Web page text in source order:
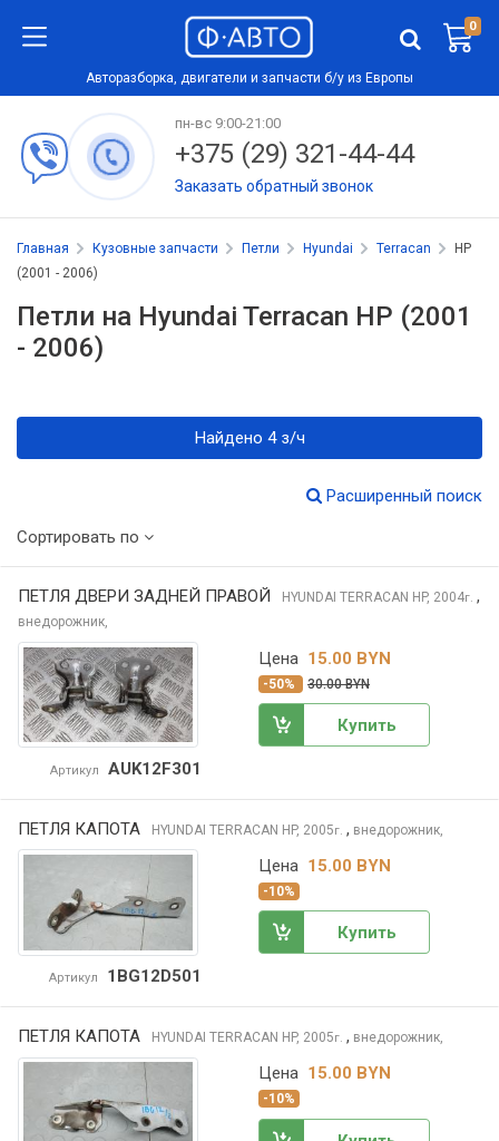
0
Авторазборка, двигатели и запчасти б/у из Европы
пн-вс 9:00-21:00
+375 (29) 321-44-44
Заказать обратный звонок
Главная Кузовные запчасти Петли Hyundai Terracan
HP
(2001 - 2006)
Петли на Hyundai Terracan HP (2001
- 2006)
Найдено 4 з/ч
Расширенный поиск
Сортировать по
ПЕТЛЯ ДВЕРИ ЗАДНЕЙ ПРАВОЙ HYUNDAI TERRACAN HP, 2004г. ,
внедорожник,
Артикул AUK12F301
Цена 15.00 BYN
-50% 30.00 BYN
Купить
ПЕТЛЯ КАПОТА HYUNDAI TERRACAN HP, 2005г. , внедорожник,
Артикул 1BG12D501
Цена 15.00 BYN
-10%
Купить
ПЕТЛЯ КАПОТА HYUNDAI TERRACAN HP, 2005г. , внедорожник,
Цена 15.00 BYN
-10%